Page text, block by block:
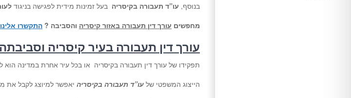
בנוסף, עו”ד תעבורה בקיסריה בעל זמינות מידית לפגישה בניגוד
מחפשים עורך דין תעבורה באזור קיסריה והסביבה ? התקשרו אלינו – 1-700-
עורך דין תעבורה בעיר קיסריה
תפקידו של עורך דין תעבורה בקיסריה או בכל עיר אחרת במדינה הוא
הייצוג המשפטי של עו”ד תעבורה בקיסריה יאפשר למיוצג לקבל את